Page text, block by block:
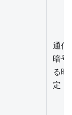
通信
暗号
る暗
定